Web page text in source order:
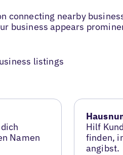
connecting nearby
business appears
listings
Namen
Hilf
finden,
angibst.